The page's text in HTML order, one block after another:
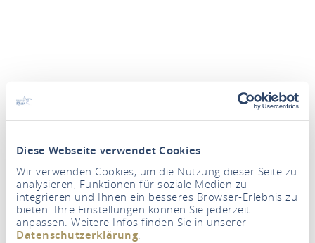
Diese Webseite verwendet Cookies
Wir verwenden Cookies, um die Nutzung dieser Seite zu
analysieren, Funktionen für soziale Medien zu
integrieren und Ihnen ein besseres Browser-Erlebnis zu
bieten. Ihre Einstellungen können Sie jederzeit
anpassen. Weitere Infos finden Sie in unserer
Datenschutzerklärung
2 Volwassene
ACCOMMODATIE ZOEKEN